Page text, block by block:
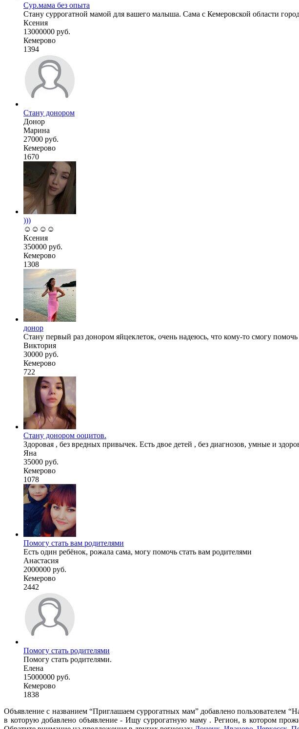
Сур.мама без опыта
Стану суррогатной мамой для вашего малыша. Сама с Кемеровской области
Ксения
13000000 руб.
Кемерово
1394
Стану донором
Донор
Марина
27000 руб.
Кемерово
1670
)))
☺️☺️☺️☺️
Ксения
350000 руб.
Кемерово
1308
донор
Стану первый раз донором яйцеклеток, очень надеюсь, что кому-то смогу
Виктория
30000 руб.
Кемерово
722
Стану донором ооцитов.
Здоровая , без вредных привычек. Есть двое детей , без диагнозов, умные и
Яна
35000 руб.
Кемерово
1078
Помогу стать вам родителями
Есть один ребёнок, рожала сама, могу помочь стать вам родителями
Анастасия
2000000 руб.
Кемерово
2442
Помогу стать родителями
Помогу стать родителями.
Елена
15000000 руб.
Кемерово
1838
Объявление с названием “Приглашаем суррогатных мам” добавлено пользователем
в которую добавлено объявление - Ищу суррогатную маму . Регион, в котором